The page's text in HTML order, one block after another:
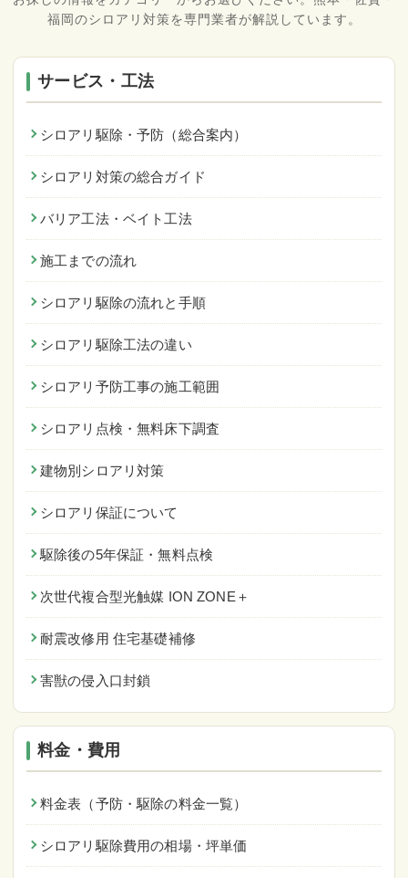
福岡のシロアリ対策を専門業者が解説しています。
サービス・工法
シロアリ駆除・予防（総合案内）
シロアリ対策の総合ガイド
バリア工法・ベイト工法
施工までの流れ
シロアリ駆除の流れと手順
シロアリ駆除工法の違い
シロアリ予防工事の施工範囲
シロアリ点検・無料床下調査
建物別シロアリ対策
シロアリ保証について
駆除後の5年保証・無料点検
次世代複合型光触媒 ION ZONE＋
耐震改修用 住宅基礎補修
害獣の侵入口封鎖
料金・費用
料金表（予防・駆除の料金一覧）
シロアリ駆除費用の相場・坪単価